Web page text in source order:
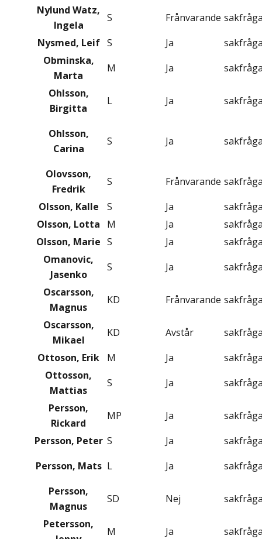
Nylund Watz,
Ingela
S Frånvarande
Nysmed, Leif S Ja
Obminska,
Marta
M Ja
Ohlsson,
Birgitta
L Ja
Ohlsson,
Carina
S Ja
Olovsson,
Fredrik
S Frånvarande
Olsson, Kalle
S Ja
Olsson, Lotta
M Ja
Olsson, Marie S Ja
Omanovic,
Jasenko
S Ja
Oscarsson,
Magnus
KD Frånvarande
Oscarsson,
Mikael
KD Avstår
Ottoson, Erik
M Ja
Ottosson,
Mattias
S Ja
Persson,
Rickard
MP Ja
Persson, Peter S Ja
Persson, Mats L Ja
Persson,
Magnus
SD Nej
Petersson,
M Ja